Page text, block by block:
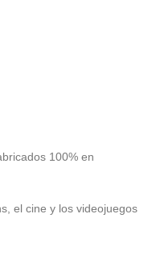
100% en
el cine y los videojuegos